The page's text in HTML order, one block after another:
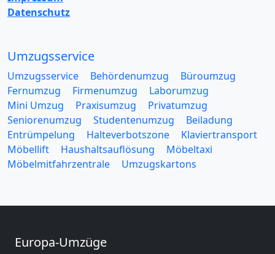
Datenschutz
Umzugsservice
Umzugsservice Behördenumzug
Büroumzug
Fernumzug
Firmenumzug
Laborumzug
Mini Umzug
Praxisumzug
Privatumzug
Seniorenumzug
Studentenumzug
Beiladung
Entrümpelung
Halteverbotszone
Klaviertransport
Möbellift
Haushaltsauflösung
Möbeltaxi
Möbelmitfahrzentrale
Umzugskartons
Europa-Umzüge